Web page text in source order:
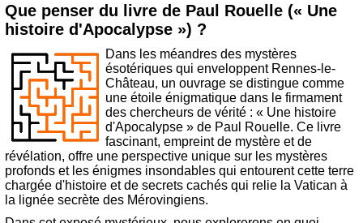
Que penser du livre de Paul Rouelle (« Une
histoire d'Apocalypse ») ?
Dans les méandres des mystères
ésotériques qui enveloppent Rennes-le-
Château, un ouvrage se distingue comme
une étoile énigmatique dans le firmament
des chercheurs de vérité : « Une histoire
d'Apocalypse » de Paul Rouelle. Ce livre
fascinant, empreint de mystère et de
révélation, offre une perspective unique sur les mystères
profonds et les énigmes insondables qui entourent cette terre
chargée d'histoire et de secrets cachés qui relie la Vatican à
la lignée secrète des Mérovingiens.